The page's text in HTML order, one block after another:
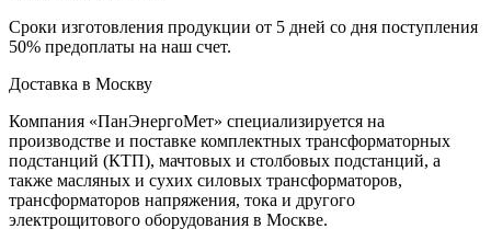
Сроки изготовления продукции от 5 дней со дня поступления
50% предоплаты на наш счет.
Доставка в Москву
Компания «ПанЭнергоМет» специализируется на
производстве и поставке комплектных трансформаторных
подстанций (КТП), мачтовых и столбовых подстанций, а
также масляных и сухих силовых трансформаторов,
трансформаторов напряжения, тока и другого
электрощитового оборудования в Москве.